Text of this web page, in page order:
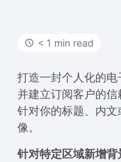
< 1 min read
打造一封个人化的电
并建立订阅客户的
针对你的标题、内文
像。
针对特定区域新增背